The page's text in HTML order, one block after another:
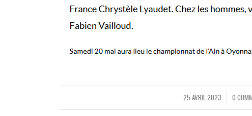
25 AVRIL 2023
/ 0 /